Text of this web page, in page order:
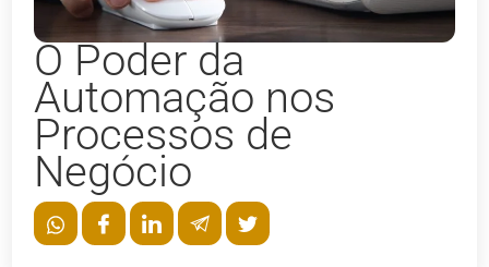
O Poder da
Automação nos
Processos de
Negócio